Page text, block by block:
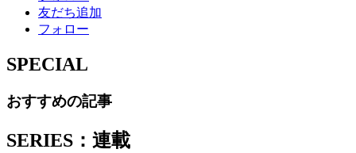
友だち追加
フォロー
SPECIAL
おすすめの記事
SERIES：連載